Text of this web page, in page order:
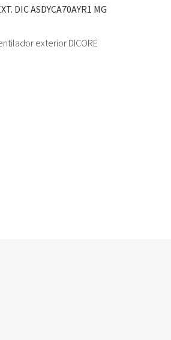
DIC ASDYCA70AYR1 MG
exterior DICORE